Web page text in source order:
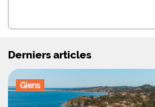
Derniers articles
Giens